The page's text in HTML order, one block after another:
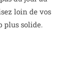
loin de vos
plus solide.